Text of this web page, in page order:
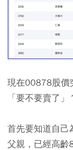
現在00878股價
「要不要賣了
首先要知道自
父親，已經高齡